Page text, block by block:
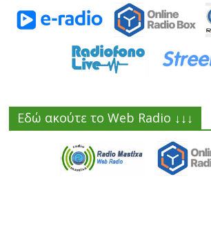
Εδώ ακούτε το Web Radio ↓↓↓